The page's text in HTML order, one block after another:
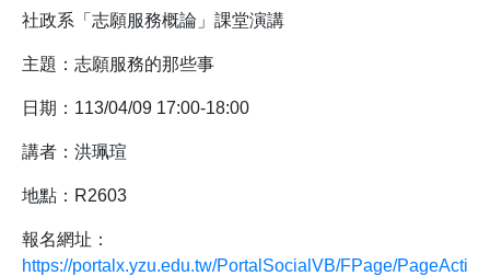
社政系「志願服務概論」課堂演講
主題：志願服務的那些事
日期：113/04/09 17:00-18:00
講者：洪珮瑄
地點：R2603
報名網址：
https://portalx.yzu.edu.tw/PortalSocialVB/FPage/PageActi